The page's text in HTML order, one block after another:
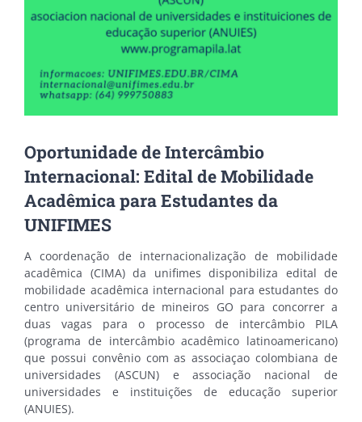
Oportunidade de Intercâmbio
Internacional: Edital de Mobilidade
Acadêmica para Estudantes da
UNIFIMES
A coordenação de internacionalização de mobilidade
acadêmica (CIMA) da unifimes disponibiliza edital de
mobilidade acadêmica internacional para estudantes do
centro universitário de mineiros GO para concorrer a
duas vagas para o processo de intercâmbio PILA
(programa de intercâmbio acadêmico latinoamericano)
que possui convênio com as associaçao colombiana de
universidades (ASCUN) e associação nacional de
universidades e instituições de educação superior
(ANUIES).